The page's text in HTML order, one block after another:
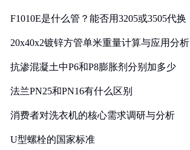
F1010E是什么管？能否用3205或3505代换
20x40x2镀锌方管单米重量计算与应用分析
抗渗混凝土中P6和P8膨胀剂分别加多少
法兰PN25和PN16有什么区别
消费者对洗衣机的核心需求调研与分析
U型螺栓的国家标准